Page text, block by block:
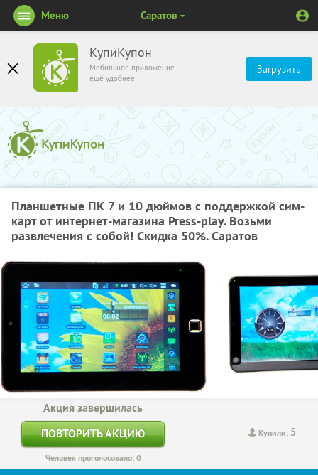
КупиКупон
Мобильное приложение
ещё удобнее
Загрузить
Меню Саратов
Планшетные ПК 7 и 10 дюймов с поддержкой сим-
карт от интернет-магазина Press-play. Возьми
развлечения с собой! Скидка 50%. Саратов
Купили: 5
Акция завершилась
ПОВТОРИТЬ АКЦИЮ
Человек проголосовало: 0